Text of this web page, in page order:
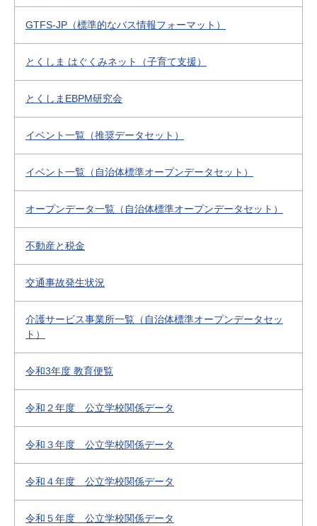
GTFS-JP（標準的なバス情報フォーマット）
とくしま はぐくみネット（子育て支援）
とくしまEBPM研究会
イベント一覧（推奨データセット）
イベント一覧（自治体標準オープンデータセット）
オープンデータ一覧（自治体標準オープンデータセット）
不動産と税金
交通事故発生状況
介護サービス事業所一覧（自治体標準オープンデータセッ
ト）
令和3年度 教育便覧
令和２年度 公立学校関係データ
令和３年度 公立学校関係データ
令和４年度 公立学校関係データ
令和５年度 公立学校関係データ